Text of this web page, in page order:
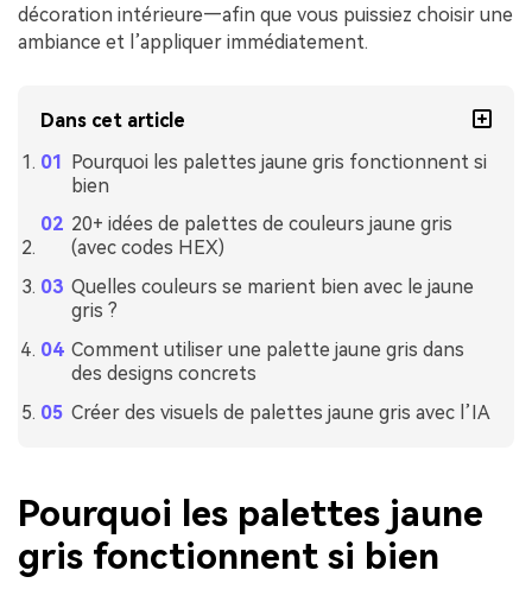
décoration intérieure—afin que vous puissiez choisir une
ambiance et l’appliquer immédiatement.
Dans cet article
Pourquoi les palettes jaune gris fonctionnent si
bien
20+ idées de palettes de couleurs jaune gris
(avec codes HEX)
Quelles couleurs se marient bien avec le jaune
gris ?
Comment utiliser une palette jaune gris dans
des designs concrets
Créer des visuels de palettes jaune gris avec l’IA
Pourquoi les palettes jaune
gris fonctionnent si bien